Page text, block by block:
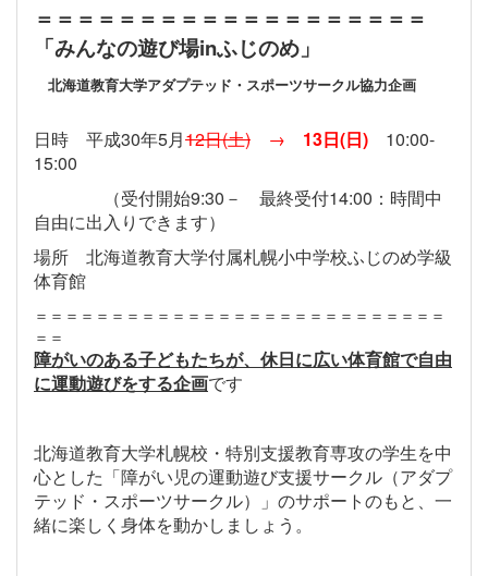
＝＝＝＝＝＝＝＝＝＝＝＝＝＝＝＝＝＝＝
「みんなの遊び場inふじのめ」
北海道教育大学アダプテッド・スポーツサークル協力企画
日時 平成30年5月12日(土) → 13日(日) 10:00-
15:00
（受付開始9:30－ 最終受付14:00：時間中
自由に出入りできます）
場所 北海道教育大学付属札幌小中学校ふじのめ学級
体育館
＝＝＝＝＝＝＝＝＝＝＝＝＝＝＝＝＝＝＝＝＝＝＝＝＝＝＝
＝＝
障がいのある子どもたちが、休日に広い体育館で自由
に運動遊びをする企画です
北海道教育大学札幌校・特別支援教育専攻の学生を中
心とした「障がい児の運動遊び支援サークル（アダプ
テッド・スポーツサークル）」のサポートのもと、一
緒に楽しく身体を動かしましょう。